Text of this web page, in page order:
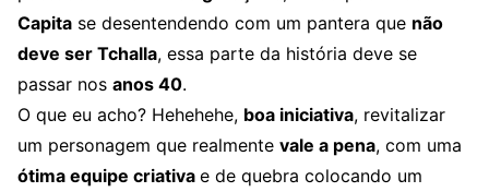
Capita se desentendendo com um pantera que não
deve ser Tchalla, essa parte da história deve se
passar nos anos 40.
O que eu acho? Hehehehe, boa iniciativa, revitalizar
um personagem que realmente vale a pena, com uma
ótima equipe criativa e de quebra colocando um